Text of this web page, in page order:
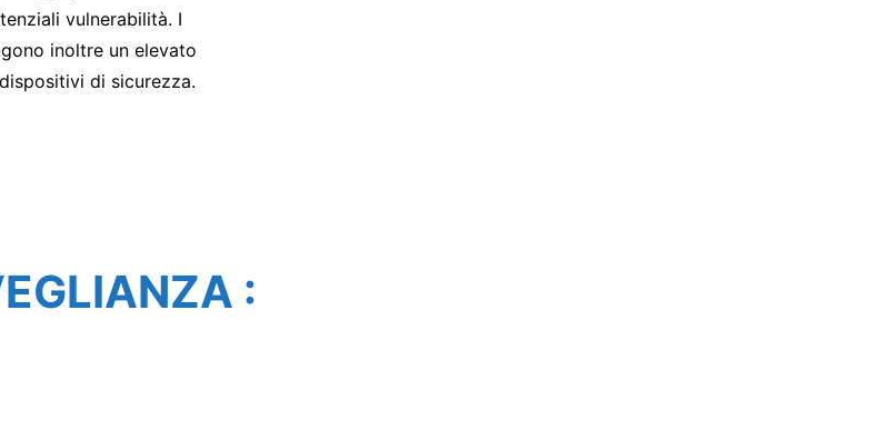
vulnerabilità. I
inoltre un elevato
di sicurezza.
: